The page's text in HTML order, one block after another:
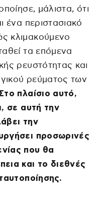
μάλιστα, ότι
ένα περιστασιακό
κλιμακούμενο
τα επόμενα
ρευστότητας και
ρεύματος των
πλαίσιο αυτό,
σε αυτή την
την
προσωρινές
που θα
και το διεθνές